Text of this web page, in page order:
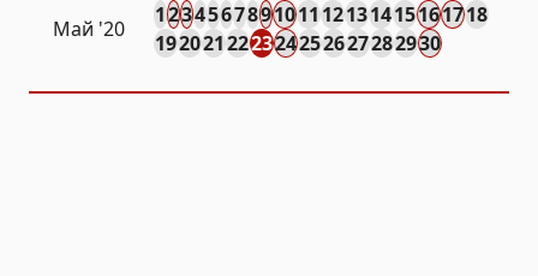
Май '20
123456789101112131415161718
192021222324252627282930